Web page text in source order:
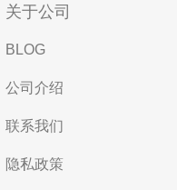
关于公司
BLOG
公司介绍
联系我们
隐私政策